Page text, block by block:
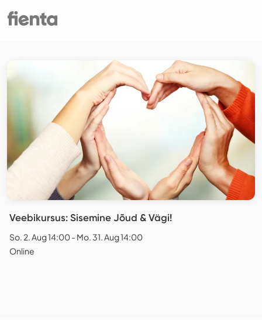
Veebikursus: Sisemine Jõud & Vägi!
So. 2. Aug 14:00 - Mo. 31. Aug 14:00
Online